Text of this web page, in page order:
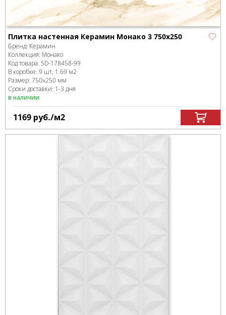
Плитка настенная Керамин Монако 3 750х250
Бренд: Керамин
Коллекция: Монако
Код товара: SD-178458-99
В коробке: 9 шт, 1.69 м2
Размер: 750x250 мм
Сроки доставки: 1-3 дня
в наличии
1169 руб./м2